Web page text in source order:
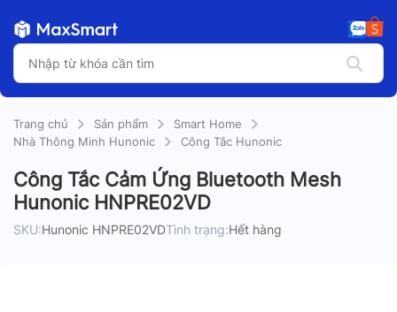
Trang chủ Sản phẩm
Smart Home
Nhà Thông Minh Hunonic
Công Tắc Hunonic
Công Tắc Cảm Ứng Bluetooth Mesh
Hunonic HNPRE02VD
SKU:Hunonic HNPRE02VDTình trạng:Hết hàng